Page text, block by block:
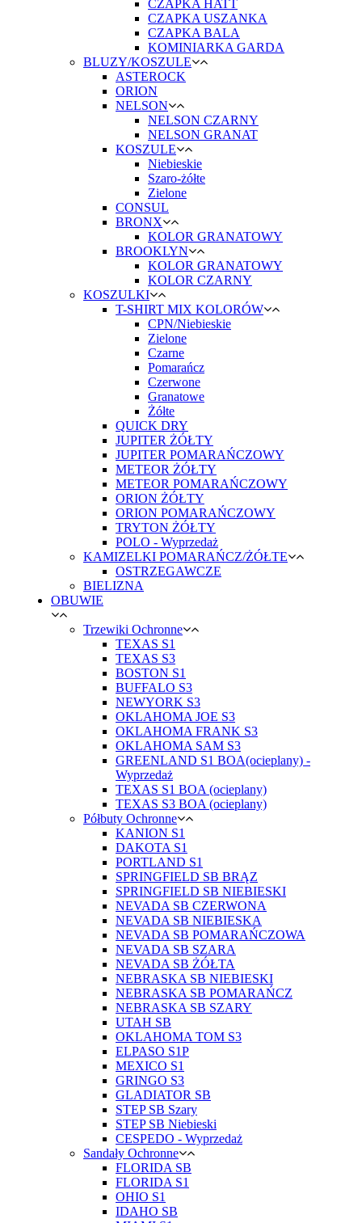
CZAPKA HATT
CZAPKA USZANKA
CZAPKA BALA
KOMINIARKA GARDA
BLUZY/KOSZULE
ASTEROCK
ORION
NELSON
NELSON CZARNY
NELSON GRANAT
KOSZULE
Niebieskie
Szaro-żółte
Zielone
CONSUL
BRONX
KOLOR GRANATOWY
BROOKLYN
KOLOR GRANATOWY
KOLOR CZARNY
KOSZULKI
T-SHIRT MIX KOLORÓW
CPN/Niebieskie
Zielone
Czarne
Pomarańcz
Czerwone
Granatowe
Żółte
QUICK DRY
JUPITER ŻÓŁTY
JUPITER POMARAŃCZOWY
METEOR ŻÓŁTY
METEOR POMARAŃCZOWY
ORION ŻÓŁTY
ORION POMARAŃCZOWY
TRYTON ŻÓŁTY
POLO - Wyprzedaż
KAMIZELKI POMARAŃCZ/ŻÓŁTE
OSTRZEGAWCZE
BIELIZNA
OBUWIE
Trzewiki Ochronne
TEXAS S1
TEXAS S3
BOSTON S1
BUFFALO S3
NEWYORK S3
OKLAHOMA JOE S3
OKLAHOMA FRANK S3
OKLAHOMA SAM S3
GREENLAND S1 BOA(ocieplany) -
Wyprzedaż
TEXAS S1 BOA (ocieplany)
TEXAS S3 BOA (ocieplany)
Półbuty Ochronne
KANION S1
DAKOTA S1
PORTLAND S1
SPRINGFIELD SB BRĄZ
SPRINGFIELD SB NIEBIESKI
NEVADA SB CZERWONA
NEVADA SB NIEBIESKA
NEVADA SB POMARAŃCZOWA
NEVADA SB SZARA
NEVADA SB ŻÓŁTA
NEBRASKA SB NIEBIESKI
NEBRASKA SB POMARAŃCZ
NEBRASKA SB SZARY
UTAH SB
OKLAHOMA TOM S3
ELPASO S1P
MEXICO S1
GRINGO S3
GLADIATOR SB
STEP SB Szary
STEP SB Niebieski
CESPEDO - Wyprzedaż
Sandały Ochronne
FLORIDA SB
FLORIDA S1
OHIO S1
IDAHO SB